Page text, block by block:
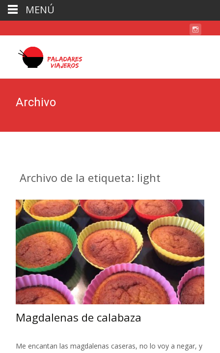
Archivo
Archivo de la etiqueta: light
Magdalenas de calabaza
Me encantan las magdalenas caseras, no lo voy a negar, y
MENÚ